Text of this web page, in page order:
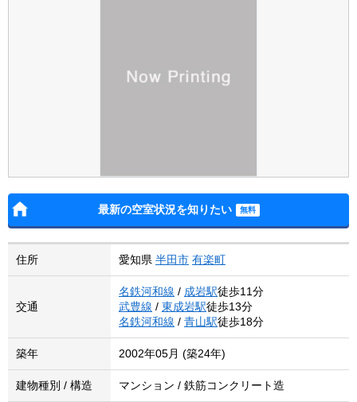
最新の空室状況を知りたい
住所 愛知県 半田市 有楽町
交通
名鉄河和線 / 成岩駅徒歩11分
武豊線 / 東成岩駅徒歩13分
名鉄河和線 / 青山駅徒歩18分
築年 2002年05月 (築24年)
建物種別 / 構造 マンション / 鉄筋コンクリート造